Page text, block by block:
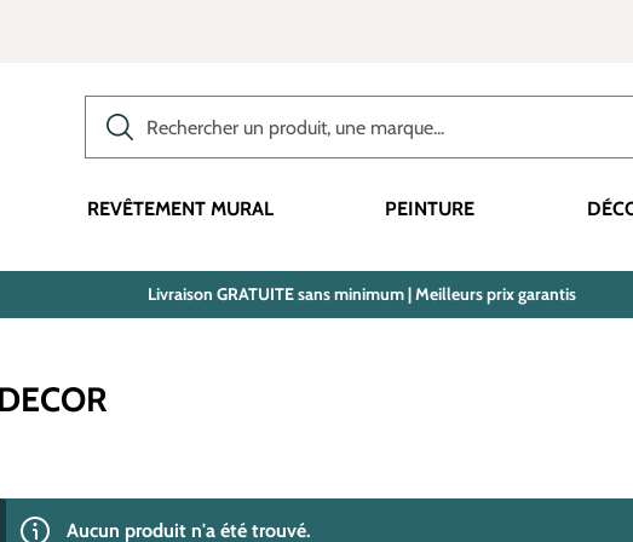
REVÊTEMENT MURAL PEINTURE
Livraison GRATUITE sans minimum | Meilleurs prix garantis
Aucun produit n'a été trouvé.